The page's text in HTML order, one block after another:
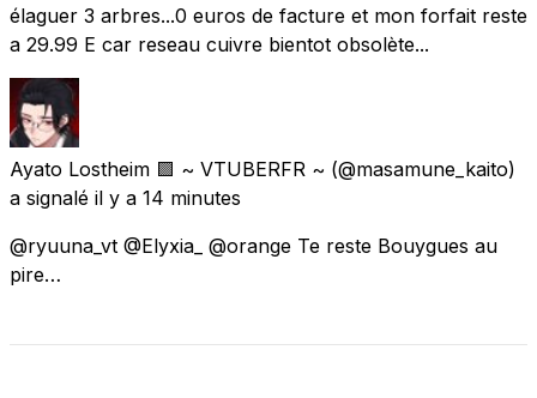
élaguer 3 arbres...0 euros de facture et mon forfait reste
a 29.99 E car reseau cuivre bientot obsolète...
Ayato Lostheim 🟪 ~ VTUBERFR ~ (@masamune_kaito)
a signalé il y a 14 minutes
@ryuuna_vt @Elyxia_ @orange Te reste Bouygues au
pire…